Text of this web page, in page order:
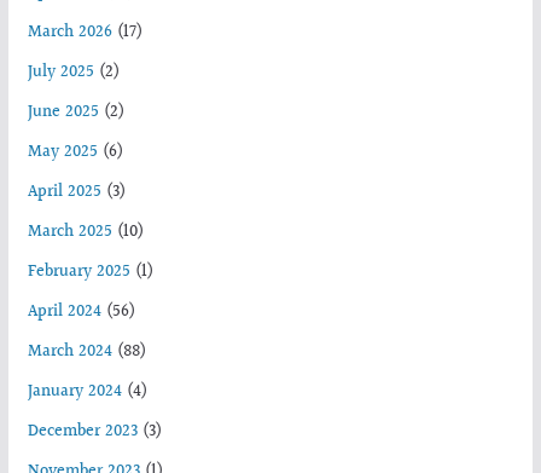
March 2026(17)
July 2025 (2)
June 2025 (2)
May 2025 (6)
April 2025 (3)
March 2025 (10)
February 2025 (1)
April 2024(56)
March 2024(88)
January 2024(4)
December 2023(3)